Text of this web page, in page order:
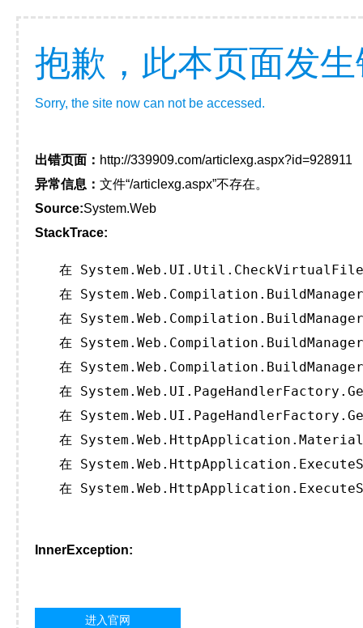
抱歉，此本页面发
Sorry, the site now can not be accessed.
出错页面： http://339909.com/articlexg.aspx?id=928911
异常信息： 文件“/articlexg.aspx”不存在。
Source:System.Web
StackTrace:
在
在
在
在
在
在
在
在
在
在
InnerException:
进入官网